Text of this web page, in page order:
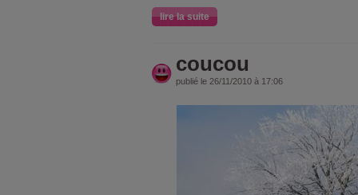
lire la suite
coucou
publié le 26/11/2010 à 17:06